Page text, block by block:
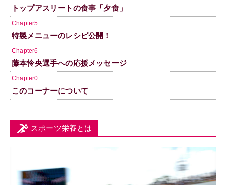
トップアスリートの食事「夕食」
Chapter5
特製メニューのレシピ公開！
Chapter6
藤本怜央選手への応援メッセージ
Chapter0
このコーナーについて
スポーツ栄養とは